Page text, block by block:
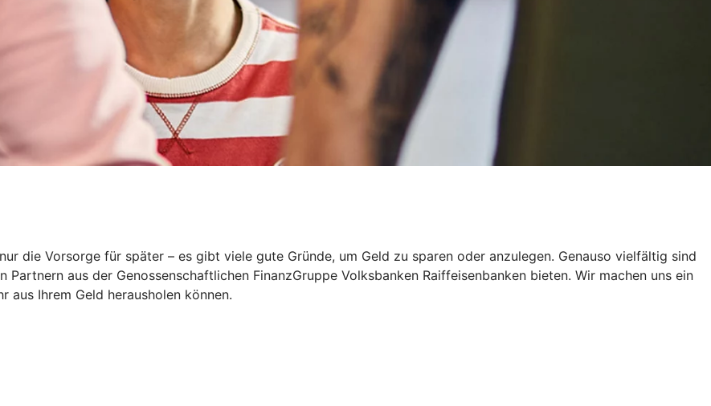
die Vorsorge für später – es gibt viele gute Gründe, um Geld zu sparen oder anzulegen. Genauso vielfältig sind
aus der Genossenschaftlichen FinanzGruppe Volksbanken Raiffeisenbanken bieten. Wir machen uns ein
aus Ihrem Geld herausholen können.